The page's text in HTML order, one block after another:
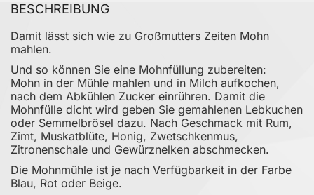
BESCHREIBUNG
Damit lässt sich wie zu Großmutters Zeiten Mohn
mahlen.
Und so können Sie eine Mohnfüllung zubereiten:
Mohn in der Mühle mahlen und in Milch aufkochen,
nach dem Abkühlen Zucker einrühren. Damit die
Mohnfülle dicht wird geben Sie gemahlenen Lebkuchen
oder Semmelbrösel dazu. Nach Geschmack mit Rum,
Zimt, Muskatblüte, Honig, Zwetschkenmus,
Zitronenschale und Gewürznelken abschmecken.
Die Mohnmühle ist je nach Verfügbarkeit in der Farbe
Blau, Rot oder Beige.